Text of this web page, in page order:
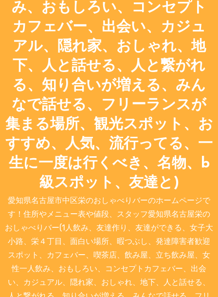
み、おもしろい、コンセプト
カフェバー、出会い、カジュ
アル、隠れ家、おしゃれ、地
下、人と話せる、人と繋がれ
る、知り合いが増える、みん
なで話せる、フリーランスが
集まる場所、観光スポット、お
すすめ、人気、流行ってる、一
生に一度は行くべき、名物、b
級スポット、友達と)
愛知県名古屋市中区栄のおしゃべりバーのホームページで
す！住所やメニュー表や値段、スタッフ愛知県名古屋栄の
おしゃべりバー(1人飲み、友達作り、友達ができる、女子大
小路、栄４丁目、面白い場所、暇つぶし、発達障害者歓迎
スポット、カフェバー、喫茶店、飲み屋、立ち飲み屋、女
性一人飲み、おもしろい、コンセプトカフェバー、出会
い、カジュアル、隠れ家、おしゃれ、地下、人と話せる、